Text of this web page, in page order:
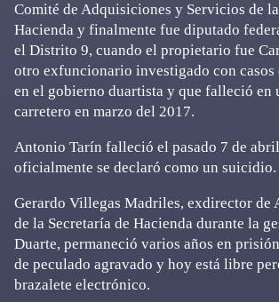
Comité de Adquisiciones y Servicios de
Hacienda y finalmente fue diputado
el Distrito 9, cuando el propietario fue
otro exfuncionario investigado con casos
en el gobierno duartista y que falleció en
carretero en marzo del 2017.
Antonio Tarín falleció el pasado 7 de
oficialmente se declaró como un suicidio.
Gerardo Villegas Madriles, exdirector de
de la Secretaría de Hacienda durante la
Duarte, permaneció varios años en
de peculado agravado y hoy está libre
brazalete electrónico.